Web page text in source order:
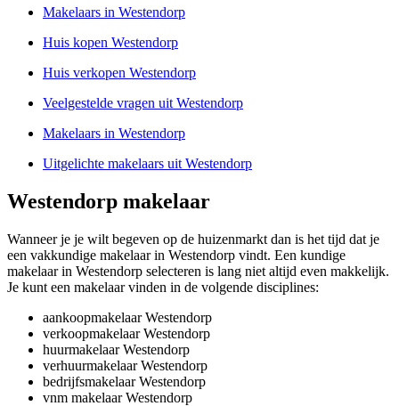
Makelaars in Westendorp
Huis kopen Westendorp
Huis verkopen Westendorp
Veelgestelde vragen uit Westendorp
Makelaars in Westendorp
Uitgelichte makelaars uit Westendorp
Westendorp makelaar
Wanneer je je wilt begeven op de huizenmarkt dan is het tijd dat je
een vakkundige makelaar in Westendorp vindt. Een kundige
makelaar in Westendorp selecteren is lang niet altijd even makkelijk.
Je kunt een makelaar vinden in de volgende disciplines:
aankoopmakelaar Westendorp
verkoopmakelaar Westendorp
huurmakelaar Westendorp
verhuurmakelaar Westendorp
bedrijfsmakelaar Westendorp
vnm makelaar Westendorp